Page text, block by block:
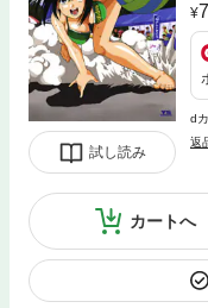
試し読み
d
返
カートへ